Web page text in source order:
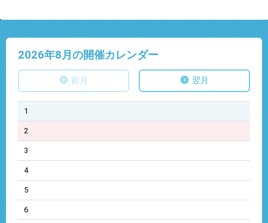
2026年8月の開催カレンダー
前月 翌月
1
2
3
4
5
6